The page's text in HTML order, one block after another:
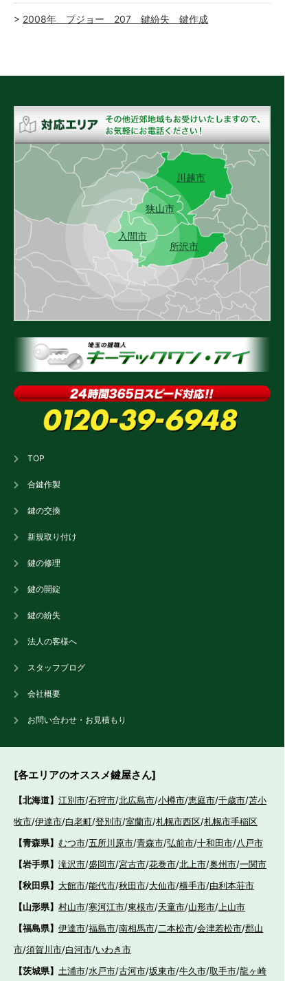
2008年 プジョー 207 鍵紛失 鍵作成
入間市
狭山市
所沢市
川越市
TOP
合鍵作製
鍵の交換
新規取り付け
鍵の修理
鍵の開錠
鍵の紛失
法人の客様へ
スタッフブログ
会社概要
お問い合わせ・お見積もり
[各エリアのオススメ鍵屋さん]
【北海道】 江別市/石狩市/北広島市/小樽市/恵庭市/千歳市/苫小
牧市/伊達市/白老町/登別市/室蘭市/札幌市西区/札幌市手稲区
【青森県】 むつ市/五所川原市/青森市/弘前市/十和田市/八戸市
【岩手県】 滝沢市/盛岡市/宮古市/花巻市/北上市/奥州市/一関市
【秋田県】 大館市/能代市/秋田市/大仙市/横手市/由利本荘市
【山形県】 村山市/寒河江市/東根市/天童市/山形市/上山市
【福島県】 伊達市/福島市/南相馬市/二本松市/会津若松市/郡山
市/須賀川市/白河市/いわき市
【茨城県】 土浦市/水戸市/古河市/坂東市/牛久市/取手市/龍ヶ崎